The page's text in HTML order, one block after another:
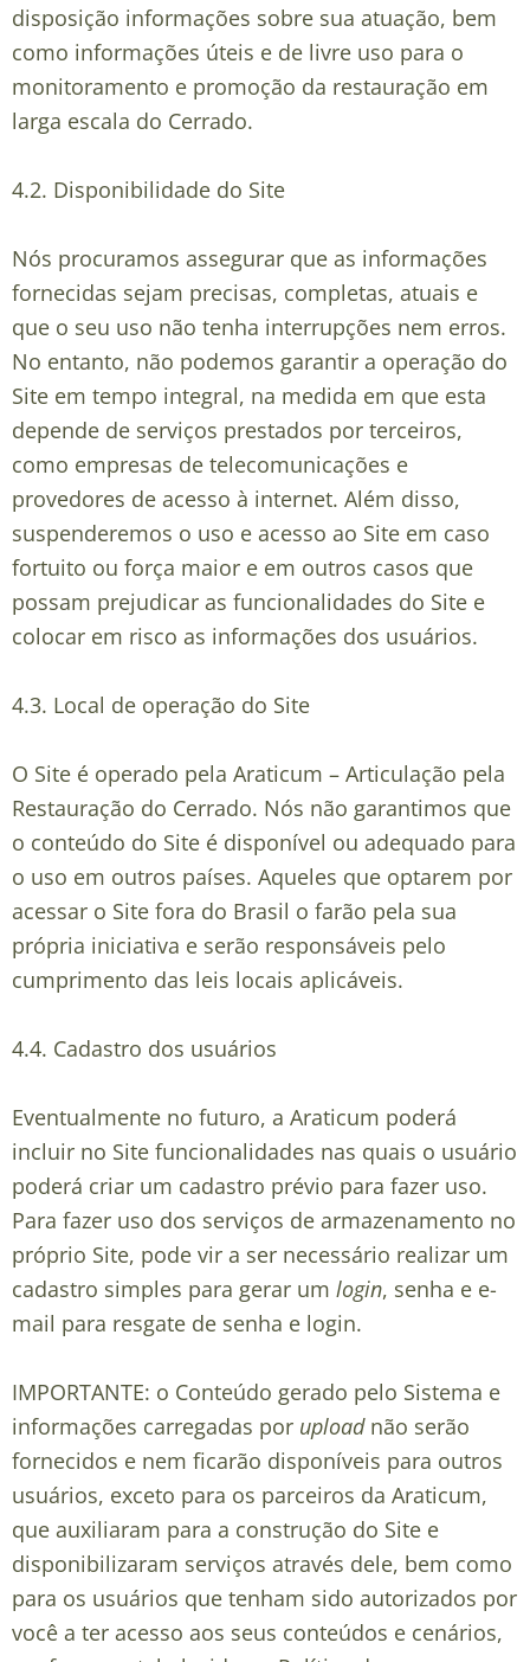
disposição informações sobre sua atuação, bem
como informações úteis e de livre uso para o
monitoramento e promoção da restauração em
larga escala do Cerrado.
4.2. Disponibilidade do Site
Nós procuramos assegurar que as informações
fornecidas sejam precisas, completas, atuais e
que o seu uso não tenha interrupções nem erros.
No entanto, não podemos garantir a operação do
Site em tempo integral, na medida em que esta
depende de serviços prestados por terceiros,
como empresas de telecomunicações e
provedores de acesso à internet. Além disso,
suspenderemos o uso e acesso ao Site em caso
fortuito ou força maior e em outros casos que
possam prejudicar as funcionalidades do Site e
colocar em risco as informações dos usuários.
4.3. Local de operação do Site
O Site é operado pela Araticum – Articulação pela
Restauração do Cerrado. Nós não garantimos que
o conteúdo do Site é disponível ou adequado para
o uso em outros países. Aqueles que optarem por
acessar o Site fora do Brasil o farão pela sua
própria iniciativa e serão responsáveis pelo
cumprimento das leis locais aplicáveis.
4.4. Cadastro dos usuários
Eventualmente no futuro, a Araticum poderá
incluir no Site funcionalidades nas quais o usuário
poderá criar um cadastro prévio para fazer uso.
Para fazer uso dos serviços de armazenamento no
próprio Site, pode vir a ser necessário realizar um
cadastro simples para gerar um login, senha e e-
mail para resgate de senha e login.
IMPORTANTE: o Conteúdo gerado pelo Sistema e
informações carregadas por uploadnão serão
fornecidos e nem ficarão disponíveis para outros
usuários, exceto para os parceiros da Araticum,
que auxiliaram para a construção do Site e
disponibilizaram serviços através dele, bem como
para os usuários que tenham sido autorizados por
você a ter acesso aos seus conteúdos e cenários,